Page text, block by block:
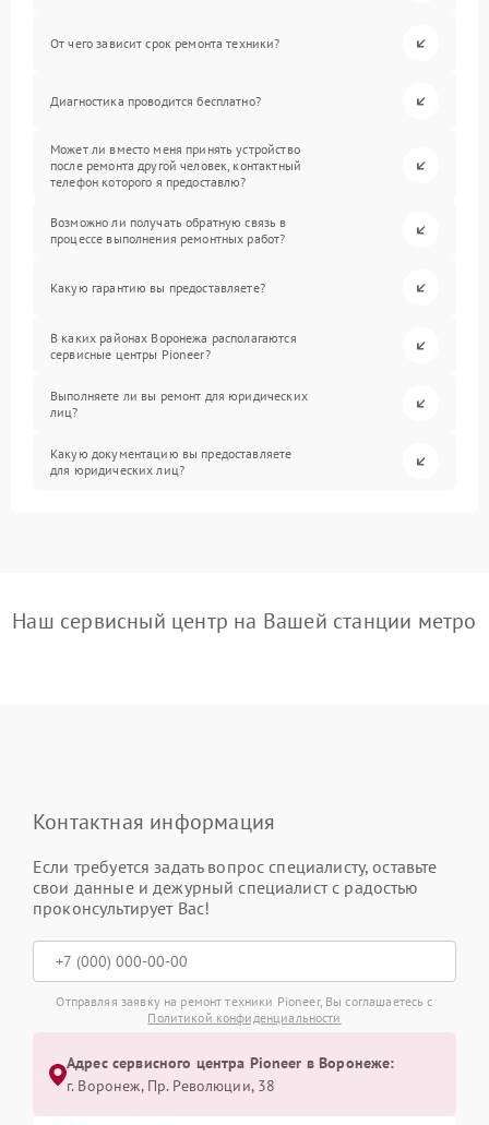
От чего зависит срок ремонта техники?
Диагностика проводится бесплатно?
Может ли вместо меня принять устройство
после ремонта другой человек, контактный
телефон которого я предоставлю?
Возможно ли получать обратную связь в
процессе выполнения ремонтных работ?
Какую гарантию вы предоставляете?
В каких районах Воронежа располагаются
сервисные центры Pioneer?
Выполняете ли вы ремонт для юридических
лиц?
Какую документацию вы предоставляете
для юридических лиц?
Наш сервисный центр на Вашей станции метро
Контактная информация
Если требуется задать вопрос специалисту, оставьте
свои данные и дежурный специалист с радостью
проконсультирует Вас!
Отправляя заявку на ремонт техники Pioneer, Вы соглашаетесь с
Политикой конфиденциальности
Адрес сервисного центра Pioneer в Воронеже:
г. Воронеж, Пр. Революции, 38